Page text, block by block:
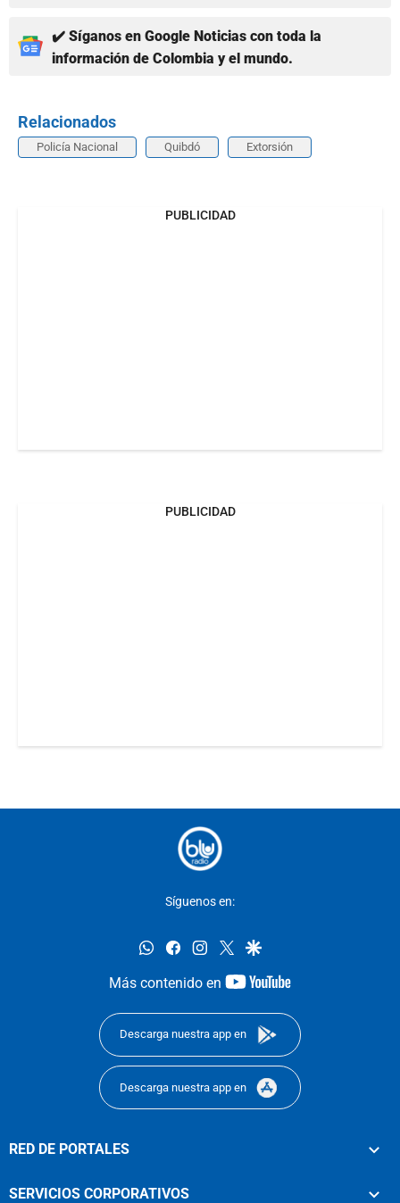
✔️ Síganos en Google Noticias con toda la
información de Colombia y el mundo.
Relacionados
Policía Nacional Quibdó Extorsión
PUBLICIDAD
PUBLICIDAD
Síguenos en:
whatsappfacebookinstagram
twittergoogle
Más contenido en
youtube-
Descarga nuestra app en
Descarga nuestra app en
RED DE PORTALES
SERVICIOS CORPORATIVOS